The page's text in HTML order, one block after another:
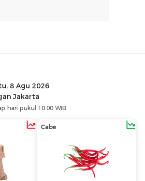
8 Agu 2026
Jakarta
hari pukul 10:00 WIB
Cabe